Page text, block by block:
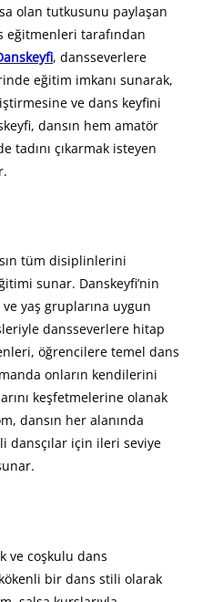
olan tutkusunu paylaşan
eğitmenleri tarafından
, dansseverlere
eğitim imkanı sunarak,
ve dans keyfini
dansın hem amatör
tadını çıkarmak isteyen
tüm disiplinlerini
sunar. Danskeyfi’nin
yaş gruplarına uygun
dansseverlere hitap
öğrencilere temel dans
onların kendilerini
keşfetmelerine olanak
dansın her alanında
dansçılar için ileri seviye
ve coşkulu dans
bir dans stili olarak